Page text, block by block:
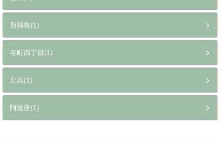
新福島(1)
谷町四丁目(1)
北浜(1)
阿波座(1)